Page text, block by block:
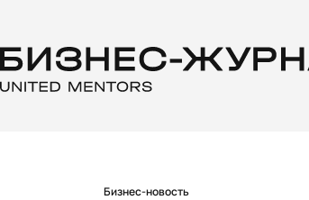
Бизнес-новость